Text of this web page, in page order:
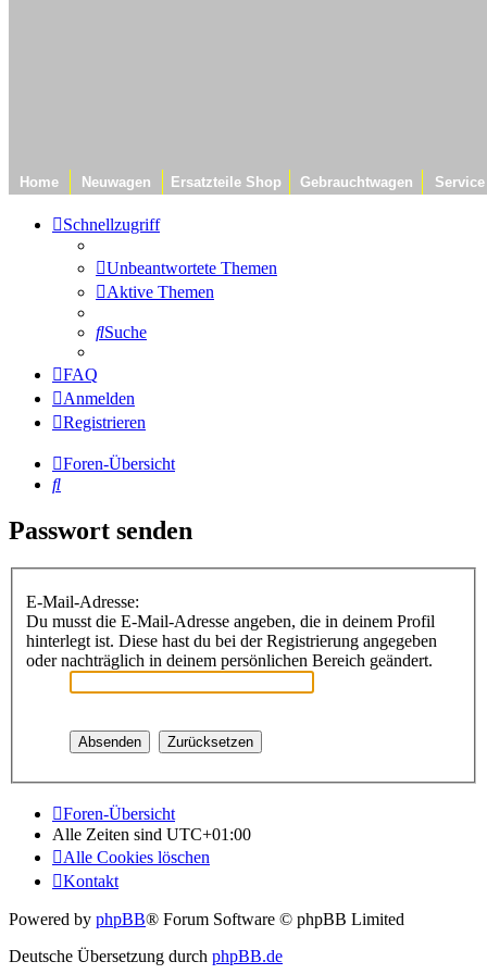
Home Neuwagen Ersatzteile Shop Gebrauchtwagen Service
Schnellzugriff
Unbeantwortete Themen
Aktive Themen
Suche
FAQ
Anmelden
Registrieren
Foren-Übersicht
Suche
Passwort senden
E-Mail-Adresse:
Du musst die E-Mail-Adresse angeben, die in deinem Profil
hinterlegt ist. Diese hast du bei der Registrierung angegeben
oder nachträglich in deinem persönlichen Bereich geändert.
Foren-Übersicht
Alle Zeiten sind UTC+01:00
Alle Cookies löschen
Kontakt
Powered by phpBB® Forum Software © phpBB Limited
Deutsche Übersetzung durch phpBB.de